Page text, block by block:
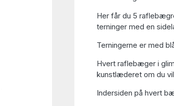
Her får du 5
terninger med en
Terningerne er med
Hvert raflebæger i
kunstlæderet om du
Indersiden på hvert